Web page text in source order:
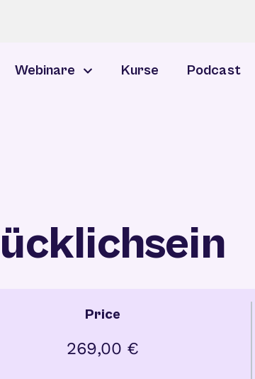
Webinare Kurse Podcast
Price
269,00 €